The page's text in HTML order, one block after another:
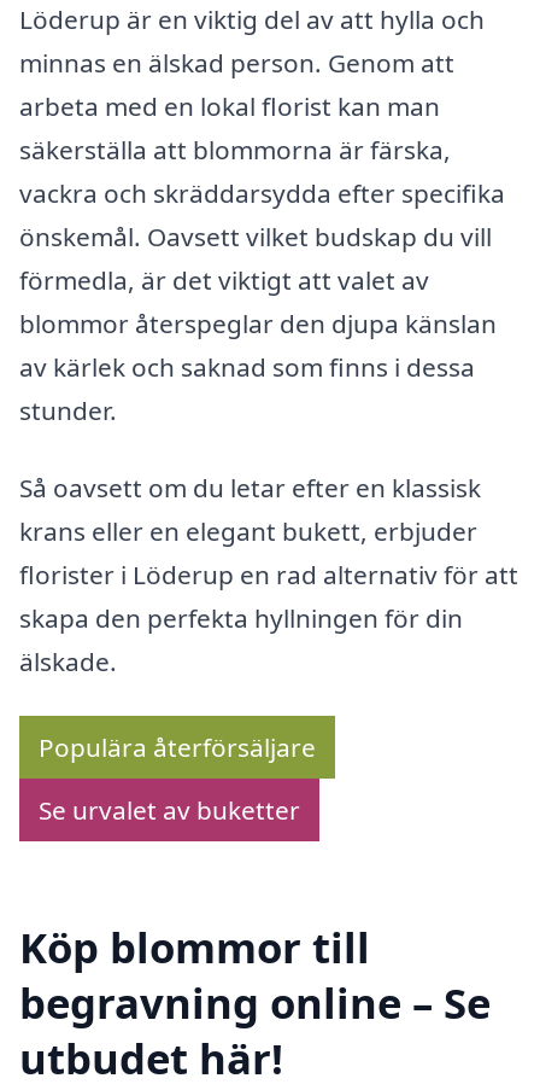
Löderup är en viktig del av att hylla och
minnas en älskad person. Genom att
arbeta med en lokal florist kan man
säkerställa att blommorna är färska,
vackra och skräddarsydda efter specifika
önskemål. Oavsett vilket budskap du vill
förmedla, är det viktigt att valet av
blommor återspeglar den djupa känslan
av kärlek och saknad som finns i dessa
stunder.
Så oavsett om du letar efter en klassisk
krans eller en elegant bukett, erbjuder
florister i Löderup en rad alternativ för att
skapa den perfekta hyllningen för din
älskade.
Populära återförsäljare
Se urvalet av buketter
Köp blommor till
begravning online – Se
utbudet här!